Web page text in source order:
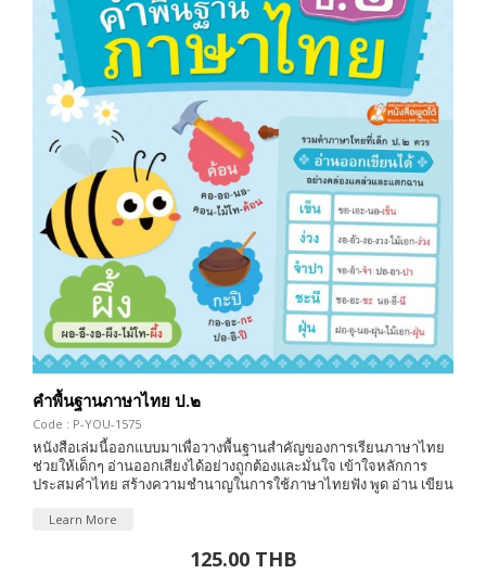
คำพื้นฐานภาษาไทย ป.๒
Code : P-YOU-1575
หนังสือเล่มนี้ออกแบบมาเพื่อวางพื้นฐานสำคัญของการเรียนภาษาไทย
ช่วยให้เด็กๆ อ่านออกเสียงได้อย่างถูกต้องและมั่นใจ เข้าใจหลักการ
ประสมคำไทย สร้างความชำนาญในการใช้ภาษาไทยฟัง พูด อ่าน เขียน
Learn More
125.00 THB